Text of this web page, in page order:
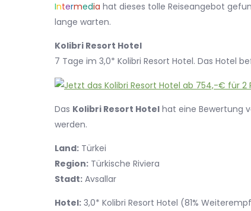
Intermedia hat dieses tolle Reiseangebot
lange warten.
Kolibri Resort Hotel
7 Tage im 3,0* Kolibri Resort Hotel. Das Hotel
Das Kolibri Resort Hotel hat eine Bewertung
werden.
Land: Türkei
Region: Türkische Riviera
Stadt: Avsallar
Hotel: 3,0* Kolibri Resort Hotel (81%